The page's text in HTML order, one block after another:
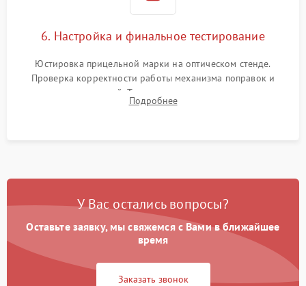
6. Настройка и финальное тестирование
Юстировка прицельной марки на оптическом стенде.
Проверка корректности работы механизма поправок и
отсутствия искажений. Тестирование прицела на ударном
стенде для подтверждения устойчивости к отдаче оружия и
Подробнее
У Вас остались вопросы?
Оставьте заявку, мы свяжемся с Вами в ближайшее
время
Заказать звонок